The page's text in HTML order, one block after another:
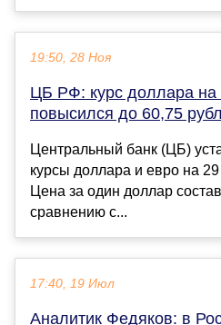
19:50, 28 Ноя
ЦБ РФ: курс доллара на
повысился до 60,75
Центральный банк (ЦБ)
курсы доллара и евро на
Цена за один доллар
сравнению с...
17:40, 19 Июл
Аналитик Федяков: в